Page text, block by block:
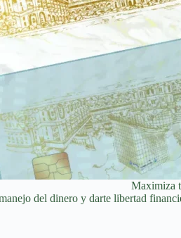
Maximiza
del dinero y darte libertad